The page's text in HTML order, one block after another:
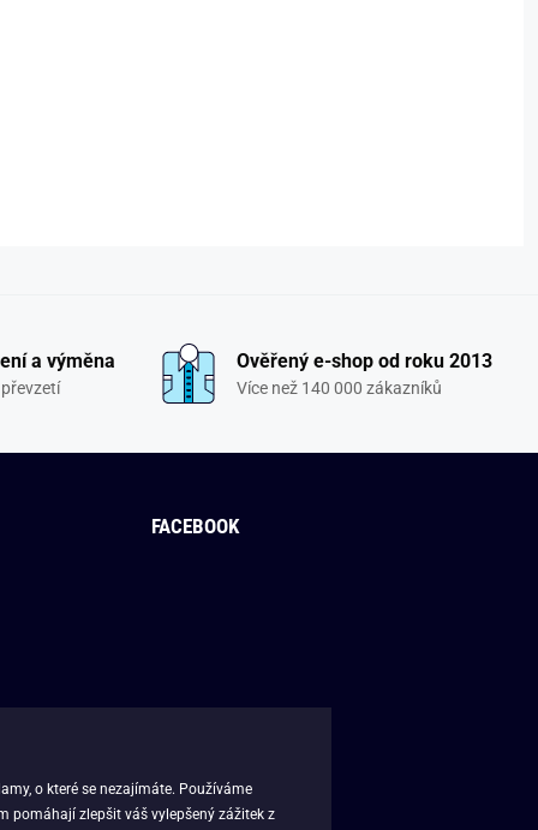
a výměna Ověřený e-shop od roku 2013
Více než 140 000 zákazníků
FACEBOOK
o které se nezajímáte. Používáme
pomáhají zlepšit váš vylepšený zážitek z